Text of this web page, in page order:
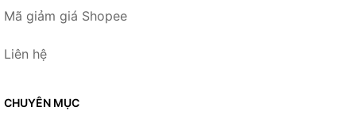
Mã giảm giá Shopee
Liên hệ
CHUYÊN MỤC